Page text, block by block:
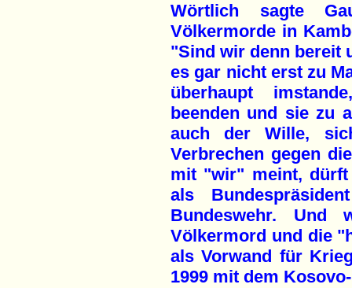
Wörtlich sagte
Völkermorde in
"Sind wir denn bereit
es gar nicht erst zu
überhaupt
beenden und sie zu
auch der Wille,
Verbrechen gegen
mit "wir" meint, dürft
als
Bundeswehr. Und
Völkermord und die
als Vorwand für
1999 mit dem